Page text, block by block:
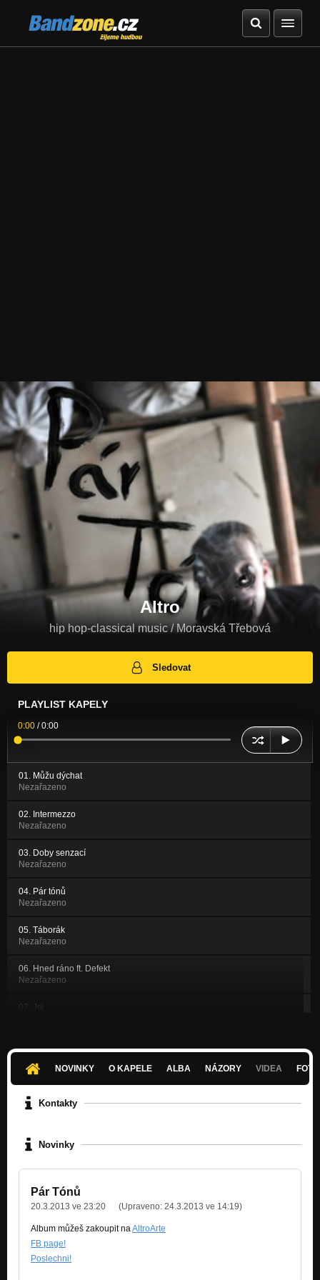
Bandzone.cz
žijeme hudbou
Altro
hip hop-classical music / Moravská Třebová
Sledovat
PLAYLIST KAPELY
0:00 /0:00
01. Můžu dýchat
Nezařazeno
02. Intermezzo
Nezařazeno
03. Doby senzací
Nezařazeno
04. Pár tónů
Nezařazeno
05. Táborák
Nezařazeno
06. Hned ráno ft. Defekt
Nezařazeno
07. Jsi
09. Defektova píle
Nezařazeno
Nezařazeno
Nezařazeno
13. Skytka
Nezařazeno
NOVINKY O KAPELE ALBA NÁZORY VIDEA
Kontakty
Novinky
Pár Tónů
20.3.2013 ve 23:20 (Upraveno: 24.3.2013 ve 14:19)
Album můžeš zakoupit naAltroArte
FB page!
Poslechni!